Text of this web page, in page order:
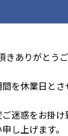
ありがとうご
を休業日とさ
迷惑をお掛
し上げます。